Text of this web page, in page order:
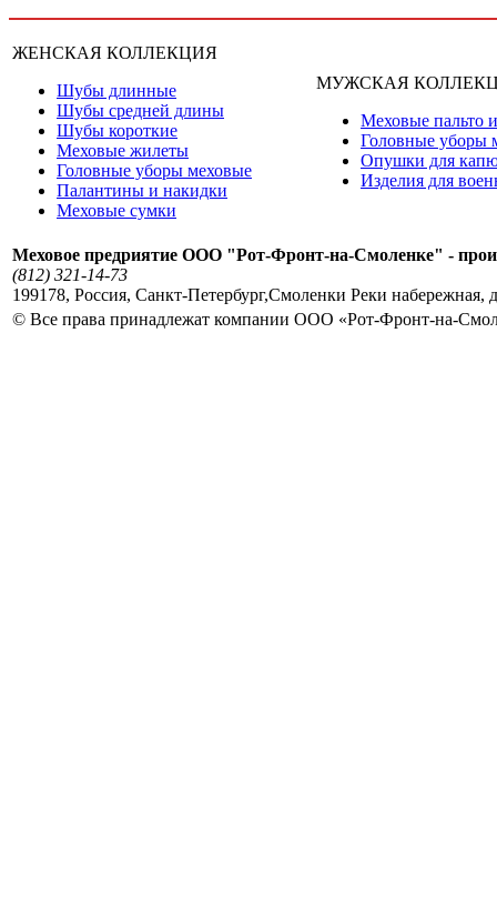
ЖЕНСКАЯ КОЛЛЕКЦИЯ
Шубы длинные
Шубы средней длины
Шубы короткие
Меховые жилеты
Головные уборы меховые
Палантины и накидки
Меховые сумки
МУЖСКАЯ
Меховые пальто
Головные уборы
Опушки для
Изделия для
Меховое предриятие ООО "Рот-Фронт-на-Смоленке" -
(812) 321-14-73
199178, Россия, Санкт-Петербург,Смоленки Реки набережная,
© Все права принадлежат компании ООО «Рот-Фронт-на-